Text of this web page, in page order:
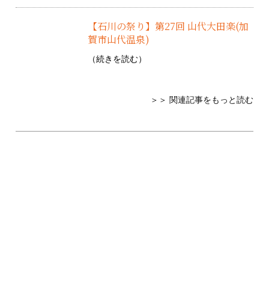
【石川の祭り】第27回 山代大田楽(加
賀市山代温泉)
（続きを読む）
＞＞ 関連記事をもっと読む